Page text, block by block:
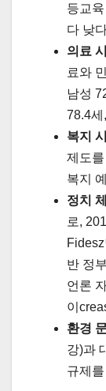
등교
다 낮
의료
료와
남성
78.4세
복지
제도
복지
정치
로,
반 정
언론
이
환경
강)과
규제